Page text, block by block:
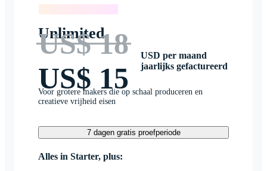
Unlimited
US$ 18
US$ 15
USD per maand
jaarlijks gefactureerd
Voor grotere makers die op schaal produceren en
creatieve vrijheid eisen
7 dagen gratis proefperiode
Alles in Starter, plus: